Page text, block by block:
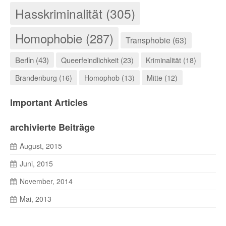
Hasskriminalität (305)
Homophobie (287)
Transphobie (63)
Berlin (43) Queerfeindlichkeit (23)
Kriminalität (18)
Brandenburg (16)
Homophob (13) Mitte (12)
Important Articles
archivierte Beiträge
August, 2015
Juni, 2015
November, 2014
Mai, 2013